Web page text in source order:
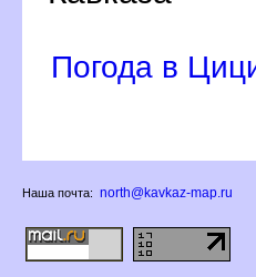
Погода в
Наша почта: north@kavkaz-map.ru